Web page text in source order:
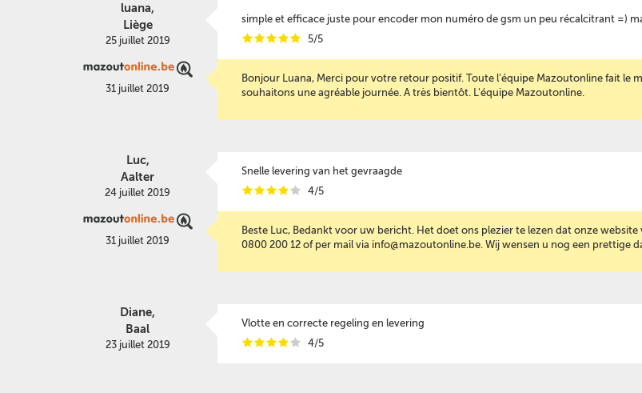
luana,
Liège
25 juillet 2019
simple et efficace juste pour encoder mon numéro de gsm un peu récalcitrant =)
iiiii 5/5
31 juillet 2019
Bonjour Luana, Merci pour votre retour positif. Toute l'équipe Mazoutonline fait le
souhaitons une agréable journée. A très bientôt. L'équipe Mazoutonline.
Luc,
Aalter
24 juillet 2019
Snelle levering van het gevraagde
iiiii 4/5
31 juillet 2019
Beste Luc, Bedankt voor uw bericht. Het doet ons plezier te lezen dat onze
0800 200 12 of per mail via info@mazoutonline.be. Wij wensen u nog een prettige
Diane,
Baal
23 juillet 2019
Vlotte en correcte regeling en levering
iiiii 4/5